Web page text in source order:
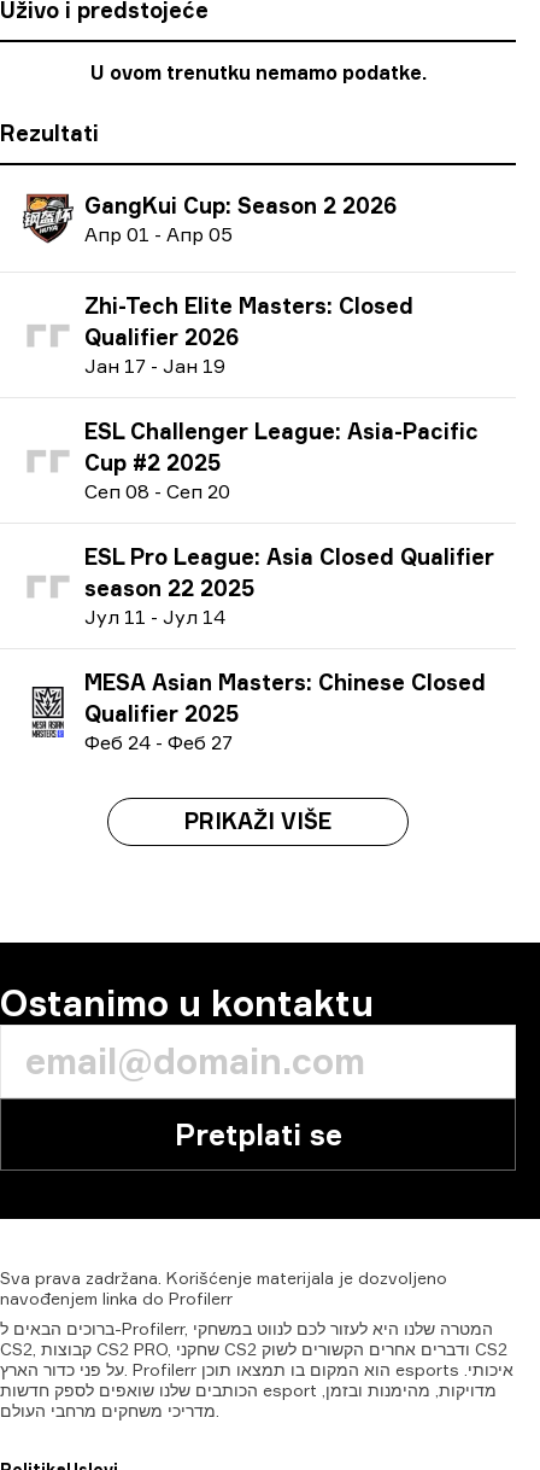
Uživo i predstojeće
U ovom trenutku nemamo podatke.
Rezultati
GangKui Cup: Season 2 2026
Апр 01 - Апр 05
Zhi-Tech Elite Masters: Closed
Qualifier 2026
Јан 17 - Јан 19
ESL Challenger League: Asia-Pacific
Cup #2 2025
Сеп 08 - Сеп 20
ESL Pro League: Asia Closed Qualifier
season 22 2025
Јул 11 - Јул 14
MESA Asian Masters: Chinese Closed
Qualifier 2025
Феб 24 - Феб 27
PRIKAŽI VIŠE
Ostanimo u kontaktu
Pretplati se
Sva prava zadržana. Korišćenje materijala je dozvoljeno
navođenjem linka do Profilerr
ברוכים הבאים ל-Profilerr, המטרה שלנו היא לעזור לכם לנווט במשחקי
CS2, קבוצות CS2 PRO, שחקני CS2 ודברים אחרים הקשורים לשוק CS2
על פני כדור הארץ. Profilerr הוא המקום בו תמצאו תוכן esports איכותי.
הכותבים שלנו שואפים לספק חדשות esport מדויקות, מהימנות ובזמן,